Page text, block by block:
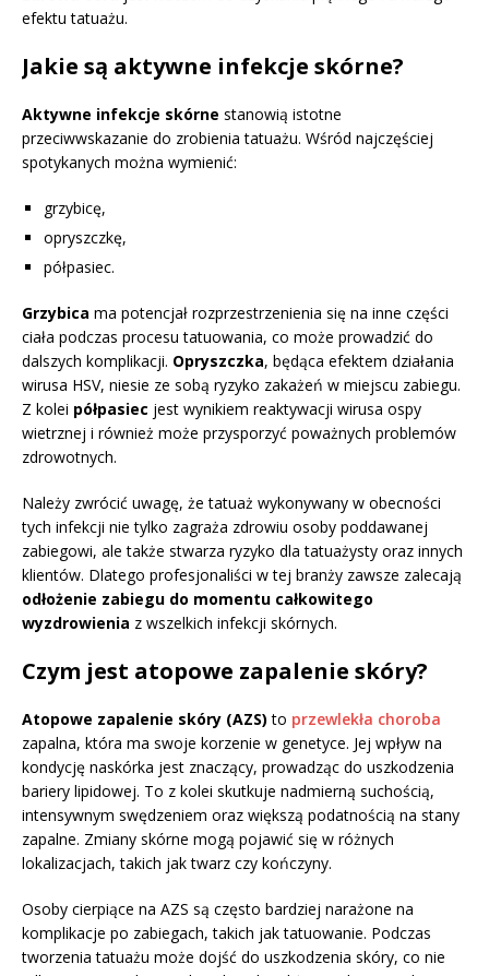
efektu tatuażu.
Jakie są aktywne infekcje skórne?
Aktywne infekcje skórne stanowią istotne
przeciwwskazanie do zrobienia tatuażu. Wśród najczęściej
spotykanych można wymienić:
grzybicę,
opryszczkę,
półpasiec.
Grzybica ma potencjał rozprzestrzenienia się na inne części
ciała podczas procesu tatuowania, co może prowadzić do
dalszych komplikacji. Opryszczka, będąca efektem działania
wirusa HSV, niesie ze sobą ryzyko zakażeń w miejscu zabiegu.
Z kolei półpasiec jest wynikiem reaktywacji wirusa ospy
wietrznej i również może przysporzyć poważnych problemów
zdrowotnych.
Należy zwrócić uwagę, że tatuaż wykonywany w obecności
tych infekcji nie tylko zagraża zdrowiu osoby poddawanej
zabiegowi, ale także stwarza ryzyko dla tatuażysty oraz innych
klientów. Dlatego profesjonaliści w tej branży zawsze zalecają
odłożenie zabiegu do momentu całkowitego
wyzdrowienia z wszelkich infekcji skórnych.
Czym jest atopowe zapalenie skóry?
Atopowe zapalenie skóry (AZS) to przewlekła choroba
zapalna, która ma swoje korzenie w genetyce. Jej wpływ na
kondycję naskórka jest znaczący, prowadząc do uszkodzenia
bariery lipidowej. To z kolei skutkuje nadmierną suchością,
intensywnym swędzeniem oraz większą podatnością na stany
zapalne. Zmiany skórne mogą pojawić się w różnych
lokalizacjach, takich jak twarz czy kończyny.
Osoby cierpiące na AZS są często bardziej narażone na
komplikacje po zabiegach, takich jak tatuowanie. Podczas
tworzenia tatuażu może dojść do uszkodzenia skóry, co nie